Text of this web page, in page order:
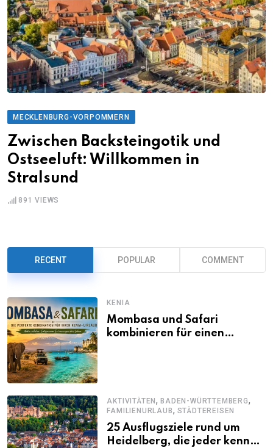
MECKLENBURG-VORPOMMERN
Zwischen Backsteingotik und
Ostseeluft: Willkommen in
Stralsund
891 VIEWS
RECENT POPULAR COMMENT
KENIA
Mombasa und Safari
kombinieren für einen
AKTIVITÄTEN,BADEN-WÜRTTEMBERG,
FAMILIENURLAUB, STÄDTEREISEN
25 Ausflugsziele rund um
Heidelberg, die jeder kennen